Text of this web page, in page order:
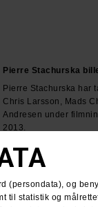
Pierre Stachurska
Pierre Stachurska har
Chris Larsson, Mads
Andresen under
2013.
LABCPH Jylland tour
Chris Larssons GoPro